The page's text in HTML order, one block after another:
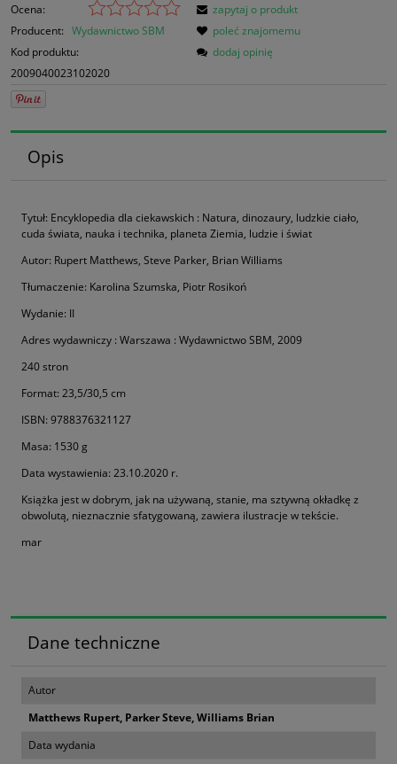
Ocena:
Producent: Wydawnictwo SBM
Kod produktu:
2009040023102020
zapytaj o produkt
poleć znajomemu
dodaj opinię
Opis
Tytuł: Encyklopedia dla ciekawskich : Natura, dinozaury, ludzkie ciało,
cuda świata, nauka i technika, planeta Ziemia, ludzie i świat
Autor: Rupert Matthews, Steve Parker, Brian Williams
Tłumaczenie: Karolina Szumska, Piotr Rosikoń
Wydanie: II
Adres wydawniczy : Warszawa : Wydawnictwo SBM, 2009
240 stron
Format: 23,5/30,5 cm
ISBN: 9788376321127
Masa: 1530 g
Data wystawienia: 23.10.2020 r.
Książka jest w dobrym, jak na używaną, stanie, ma sztywną okładkę z
obwolutą, nieznacznie sfatygowaną, zawiera ilustracje w tekście.
mar
Dane techniczne
Autor
Matthews Rupert, Parker Steve, Williams Brian
Data wydania